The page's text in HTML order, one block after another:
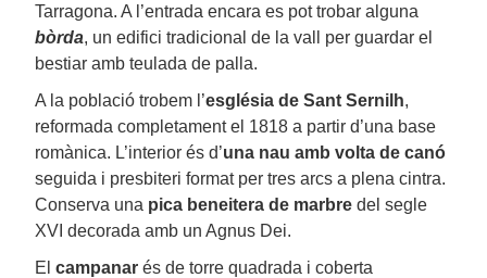
Tarragona. A l’entrada encara es pot trobar alguna
bòrda, un edifici tradicional de la vall per guardar el
bestiar amb teulada de palla.
A la població trobem l’església de Sant Sernilh,
reformada completament el 1818 a partir d’una base
romànica. L’interior és d’una nau amb volta de canó
seguida i presbiteri format per tres arcs a plena cintra.
Conserva una pica beneitera de marbre del segle
XVI decorada amb un Agnus Dei.
El campanar és de torre quadrada i coberta